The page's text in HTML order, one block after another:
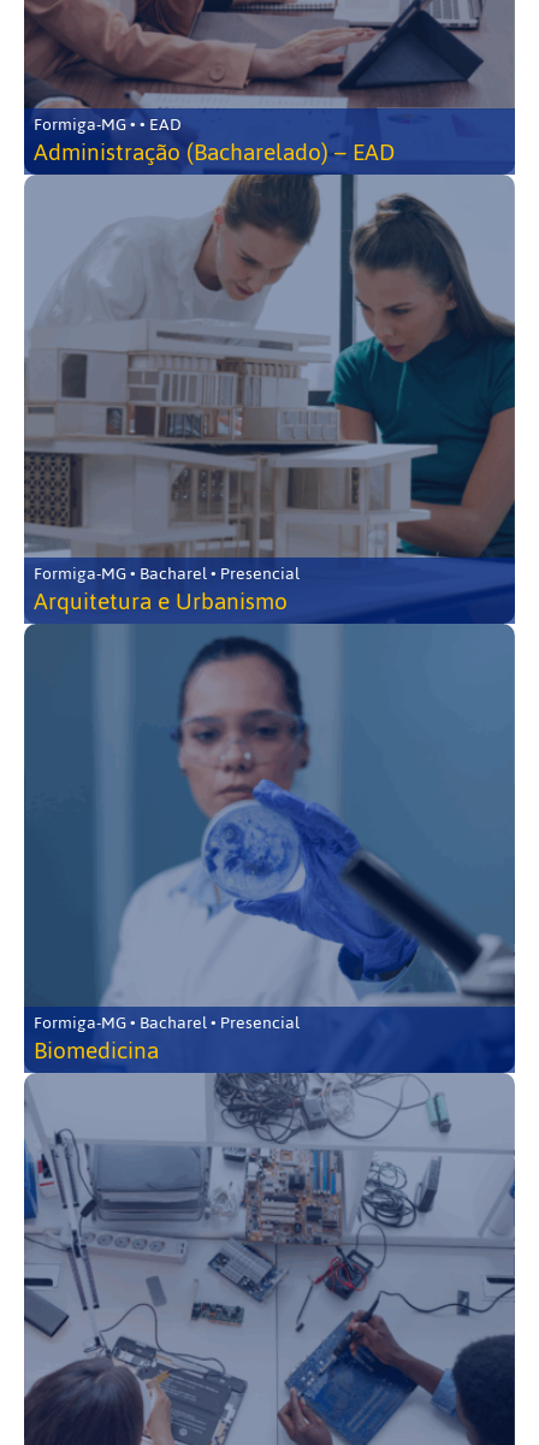
Formiga-MG • • EAD
Administração (Bacharelado) – EAD
Formiga-MG • Bacharel • Presencial
Arquitetura e Urbanismo
Formiga-MG • Bacharel • Presencial
Biomedicina